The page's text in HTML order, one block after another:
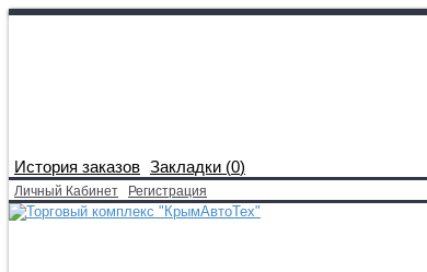
История заказов Закладки (0)
Личный Кабинет Регистрация